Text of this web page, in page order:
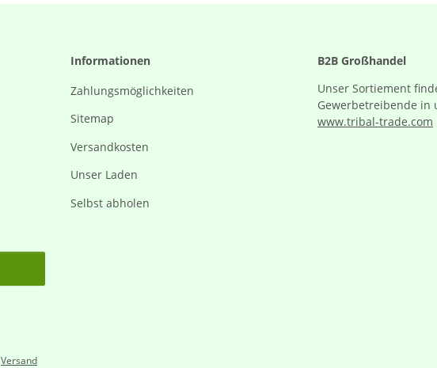
Informationen
Zahlungsmöglichkeiten
Sitemap
Versandkosten
Unser Laden
Selbst abholen
B2B Großhandel
Unser Sortiement
Gewerbetreibende in
www.tribal-trade.com
Versand